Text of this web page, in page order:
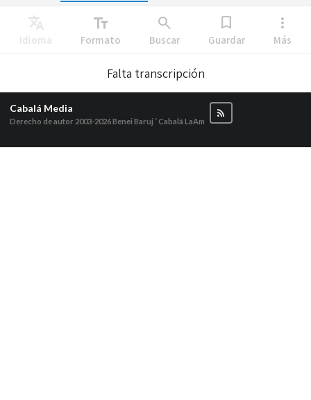
Translate
Idioma
text_fields
Formato
search
Buscar
bookmark
Guardar
more_vert
Más
Falta transcripción
Cabalá Media
Derecho de autor 2003-2026Benei Baruj ‘ Cabalá LaAm